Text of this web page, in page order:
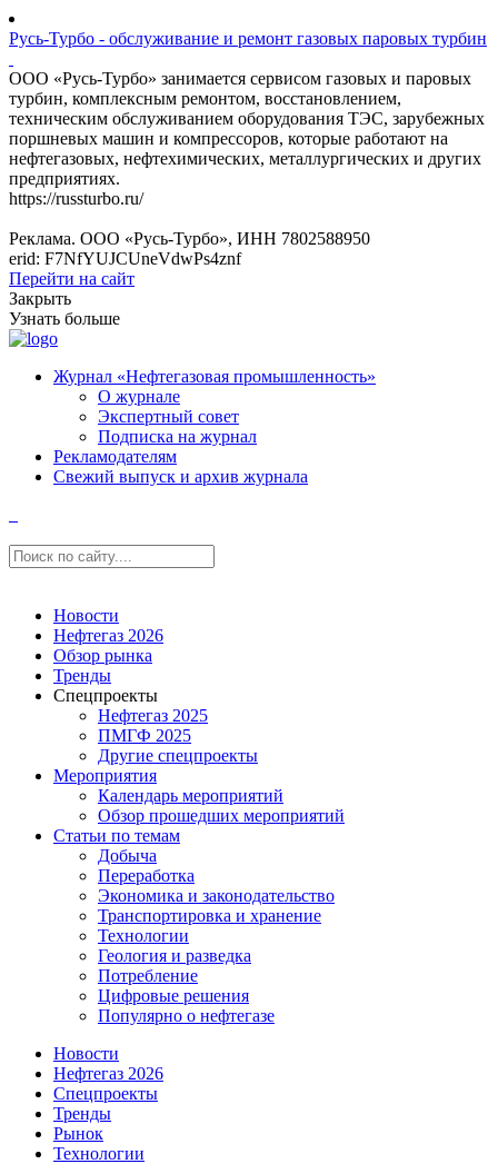
Русь-Турбо - обслуживание и ремонт газовых паровых турбин
ООО «Русь-Турбо» занимается сервисом газовых и паровых
турбин, комплексным ремонтом, восстановлением,
техническим обслуживанием оборудования ТЭС, зарубежных
поршневых машин и компрессоров, которые работают на
нефтегазовых, нефтехимических, металлургических и других
предприятиях.
https://russturbo.ru/
Реклама. ООО «Русь-Турбо», ИНН 7802588950
erid: F7NfYUJCUneVdwPs4znf
Перейти на сайт
Закрыть
Узнать больше
Журнал «Нефтегазовая промышленность»
О журнале
Экспертный совет
Подписка на журнал
Рекламодателям
Свежий выпуск и архив журнала
Новости
Нефтегаз 2026
Обзор рынка
Тренды
Спецпроекты
Нефтегаз 2025
ПМГФ 2025
Другие спецпроекты
Мероприятия
Календарь мероприятий
Обзор прошедших мероприятий
Статьи по темам
Добыча
Переработка
Экономика и законодательство
Транспортировка и хранение
Технологии
Геология и разведка
Потребление
Цифровые решения
Популярно о нефтегазе
Новости
Нефтегаз 2026
Спецпроекты
Тренды
Рынок
Технологии